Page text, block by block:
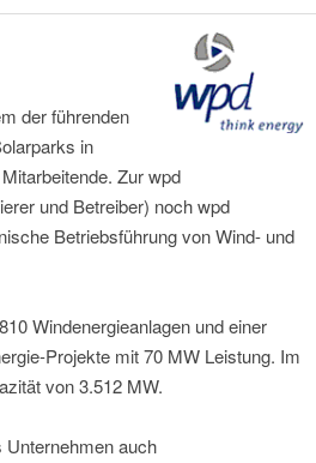
der führenden
in
Zur wpd
und Betreiber) noch wpd
Betriebsführung von Wind- und
Windenergieanlagen und einer
Projekte mit 70 MW Leistung. Im
von 3.512 MW.
Unternehmen auch